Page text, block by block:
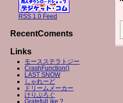
RSS 1.0 Feed
RecentComents
Links
モースステラトジー
CrashFunction()
LAST SNOW
しゃれーど
ドリームメーカー
けりぶろぐ